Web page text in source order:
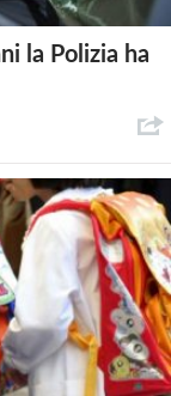
la Polizia ha